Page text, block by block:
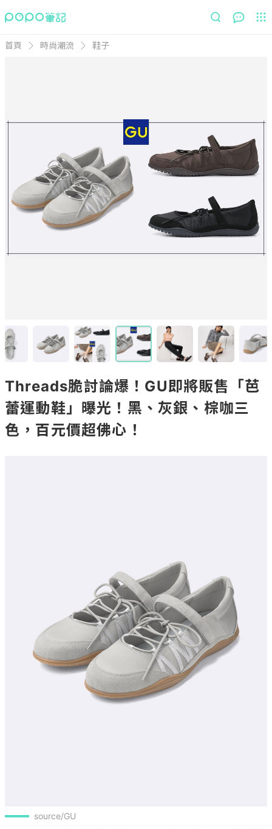
首頁 時尚潮流 鞋子
Threads脆討論爆！GU即將販售「芭
蕾運動鞋」曝光！黑、灰銀、棕咖三
色，百元價超佛心！
source/GU